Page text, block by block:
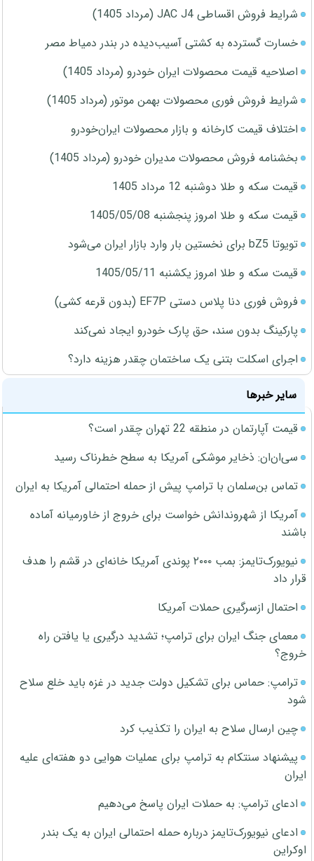
شرایط فروش اقساطی JAC J4 (مرداد 1405)
خسارت گسترده به کشتی آسیب‌دیده در بندر دمیاط مصر
اصلاحیه قیمت محصولات ایران خودرو (مرداد 1405)
شرایط فروش فوری محصولات بهمن موتور (مرداد 1405)
اختلاف قیمت کارخانه و بازار محصولات ایران‌خودرو
بخشنامه فروش محصولات مدیران خودرو (مرداد 1405)
قیمت سکه و طلا دوشنبه 12 مرداد 1405
قیمت سکه و طلا امروز پنجشنبه 1405/05/08
تویوتا bZ5 برای نخستین بار وارد بازار ایران می‌شود
قیمت سکه و طلا امروز یکشنبه 1405/05/11
فروش فوری دنا پلاس دستی EF7P (بدون قرعه کشی)
پارکینگ بدون سند، حق پارک خودرو ایجاد نمی‌کند
اجرای اسکلت بتنی یک ساختمان چقدر هزینه دارد؟
سایر خبرها
قیمت آپارتمان در منطقه 22 تهران چقدر است؟
سی‌ان‌ان: ذخایر موشکی آمریکا به سطح خطرناک رسید
تماس بن‌سلمان با ترامپ پیش از حمله احتمالی آمریکا به ایران
آمریکا از شهروندانش خواست برای خروج از خاورمیانه آماده
باشند
نیویورک‌تایمز: بمب ۲۰۰۰ پوندی آمریکا خانه‌ای در قشم را هدف
قرار داد
احتمال ازسرگیری حملات آمریکا
معمای جنگ ایران برای ترامپ؛ تشدید درگیری یا یافتن راه
خروج؟
ترامپ: حماس برای تشکیل دولت جدید در غزه باید خلع سلاح
شود
چین ارسال سلاح به ایران را تکذیب کرد
پیشنهاد سنتکام به ترامپ برای عملیات هوایی دو هفته‌ای علیه
ایران
ادعای ترامپ: به حملات ایران پاسخ می‌دهیم
ادعای نیویورک‌تایمز درباره حمله احتمالی ایران به یک بندر
اوکراین